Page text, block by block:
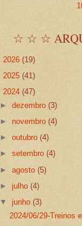
☆ ☆ ☆
2026 (19)
2025 (41)
2024 (47)
►dezembro(3)
► novembro(4)
►outubro(4)
►setembro(4)
►agosto(5)
►julho(4)
▼junho(3)
2024/06/29-Treinos